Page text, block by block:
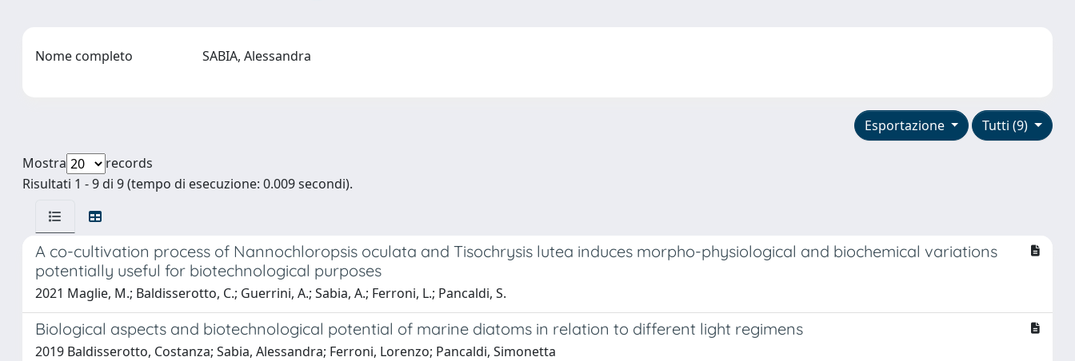
Nome completo SABIA, Alessandra
Tutti (9)
Esportazione
Mostra
records
Risultati 1 - 9 di 9 (tempo di esecuzione: 0.009 secondi).
A co-cultivation process of Nannochloropsis oculata and Tisochrysis lutea induces morpho-physiological and biochemical variations
potentially useful for biotechnological purposes
2021 Maglie, M.; Baldisserotto, C.; Guerrini, A.; Sabia, A.; Ferroni, L.; Pancaldi, S.
Biological aspects and biotechnological potential of marine diatoms in relation to different light regimens
2019 Baldisserotto, Costanza; Sabia, Alessandra; Ferroni, Lorenzo; Pancaldi, Simonetta